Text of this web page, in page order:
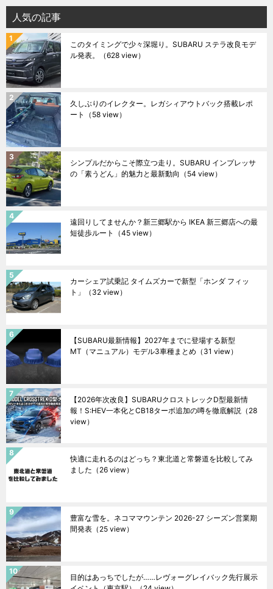
人気の記事
このタイミングで少々深堀り。SUBARU ステラ改良モデ
ル発表。
（628 view）
久しぶりのイレクター。レガシィアウトバック搭載レポ
ート
（58 view）
シンプルだからこそ際立つ走り。SUBARU インプレッサ
の「素うどん」的魅力と最新動向 （54 view）
遠回りしてませんか？新三郷駅から IKEA 新三郷店への最
短徒歩ルート
（45 view）
カーシェア試乗記 タイムズカーで新型「ホンダ フィッ
ト」
（32 view）
【SUBARU最新情報】2027年までに登場する新型
MT（マニュアル）モデル3車種まとめ （31 view）
【2026年次改良】SUBARUクロストレックD型最新情
報！S:HEV一本化とCB18ターボ追加の噂を徹底解説 （28
view）
快適に走れるのはどっち？東北道と常磐道を比較してみ
ました （26 view）
豊富な雪を。ネコママウンテン 2026-27 シーズン営業期
間発表 （25 view）
目的はあっちでしたが……レヴォーグレイバック先行展示